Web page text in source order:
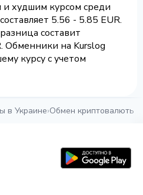
худшим курсом среди
5.56 - 5.85 EUR.
составит
Обменники на Kurslog
курсу с учетом
в Украине›Обмен криптовалюты